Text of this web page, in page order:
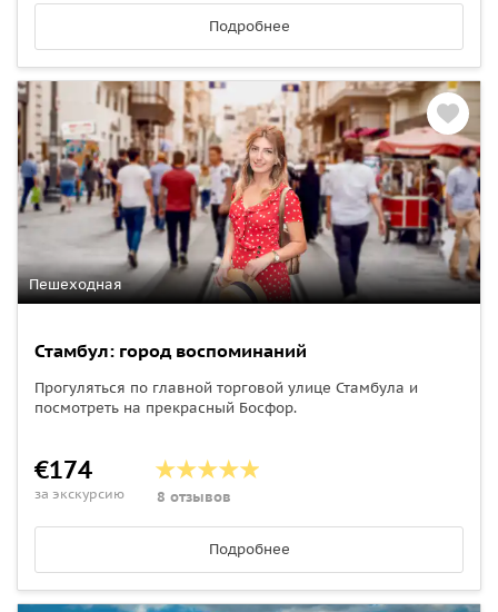
Подробнее
Пешеходная
Стамбул: город воспоминаний
Прогуляться по главной торговой улице Стамбула и
посмотреть на прекрасный Босфор.
€174
за экскурсию 8 отзывов
Подробнее